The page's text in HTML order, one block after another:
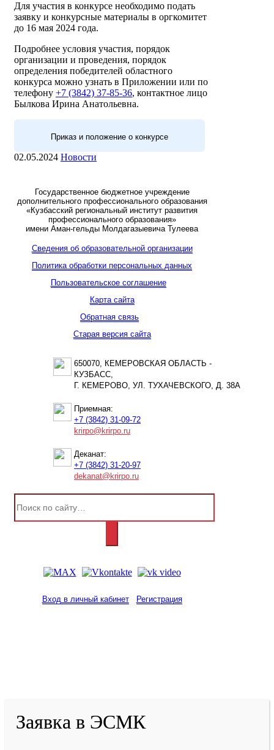
Для участия в конкурсе необходимо подать
заявку и конкурсные материалы в оргкомитет
до 16 мая 2024 года.
Подробнее условия участия, порядок
организации и проведения, порядок
определения победителей областного
конкурса можно узнать в Приложении или по
телефону +7 (3842) 37-85-36, контактное лицо
Былкова Ирина Анатольевна.
Приказ и положение о конкурсе
02.05.2024 Новости
Государственное бюджетное учреждение
дополнительного профессионального образования
«Кузбасский региональный институт развития
профессионального образования»
имени Аман-гельды Молдагазыевича Тулеева
Сведения об образовательной организации
Политика обработки персональных данных
Пользовательское соглашение
Карта сайта
Обратная связь
Старая версия сайта
650070, КЕМЕРОВСКАЯ ОБЛАСТЬ -
КУЗБАСС,
Г. КЕМЕРОВО, УЛ. ТУХАЧЕВСКОГО, Д. 38А
Приемная:
+7 (3842) 31-09-72
krirpo@krirpo.ru
Деканат:
+7 (3842) 31-20-97
dekanat@krirpo.ru
Вход в личный кабинет Регистрация
Заявка в ЭСМК